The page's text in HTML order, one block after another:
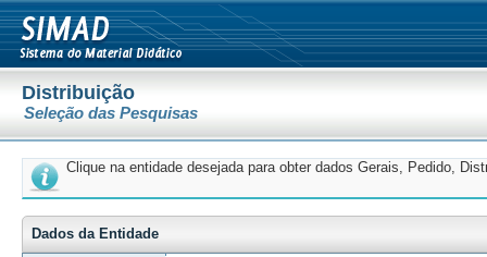
Distribuição
Seleção das Pesquisas
Clique na entidade desejada para obter dados Gerais, Pedido,
Dados da Entidade